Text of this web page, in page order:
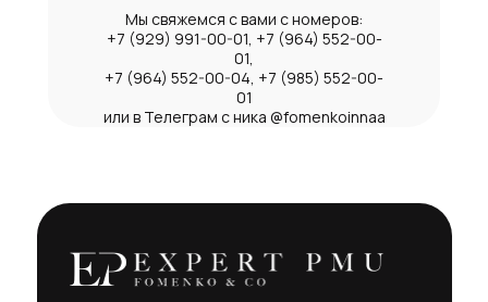
Мы свяжемся с вами с номеров:
+7 (929) 991-00-01, +7 (964) 552-00-
01,
+7 (964) 552-00-04, +7 (985) 552-00-
01
или в Телеграм с ника @fomenkoinnaa